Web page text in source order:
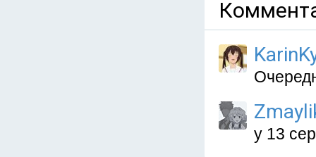
у 13